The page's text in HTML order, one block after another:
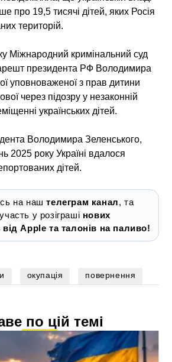
про 19,5 тисячі дітей, яких Росія
територій.
Міжнародний кримінальний суд
президента РФ Володимира
уповноваженої з прав дитини
через підозру у незаконній
українських дітей.
Володимира Зеленського,
2025 року Україні вдалося
дітей.
на наштелеграм канал, та
у розіграші нових
від Apple та талонів на паливо!
окупація повернення
по цій темі